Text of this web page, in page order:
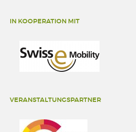
IN KOOPERATION MIT
VERANSTALTUNGSPARTNER